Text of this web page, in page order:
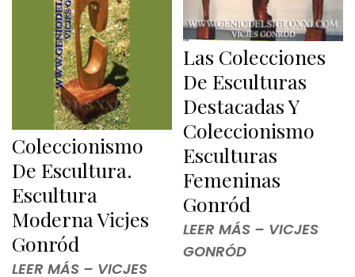
Coleccionismo
De Escultura.
Escultura
Moderna Vicjes
Gonród
LEER MÁS – VICJES
Las Colecciones
De Esculturas
Destacadas Y
Coleccionismo
Esculturas
Femeninas
Gonród
LEER MÁS – VICJES
GONRÓD